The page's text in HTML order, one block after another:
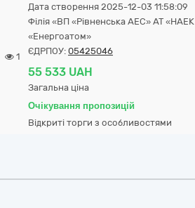
1
Дата створення 2025-12-03 11:58:09
Філія «ВП «Рівненська АЕС» АТ «НАЕК
«Енергоатом»
ЄДРПОУ: 05425046
55 533 UAH
Загальна ціна
Очікування пропозицій
Відкриті торги з особливостями